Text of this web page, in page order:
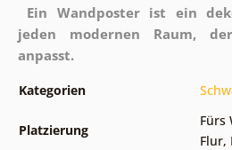
Ein Wandposter ist ein
jeden modernen Raum,
anpasst.
Kategorien
Platzierung
Fürs
Flur,